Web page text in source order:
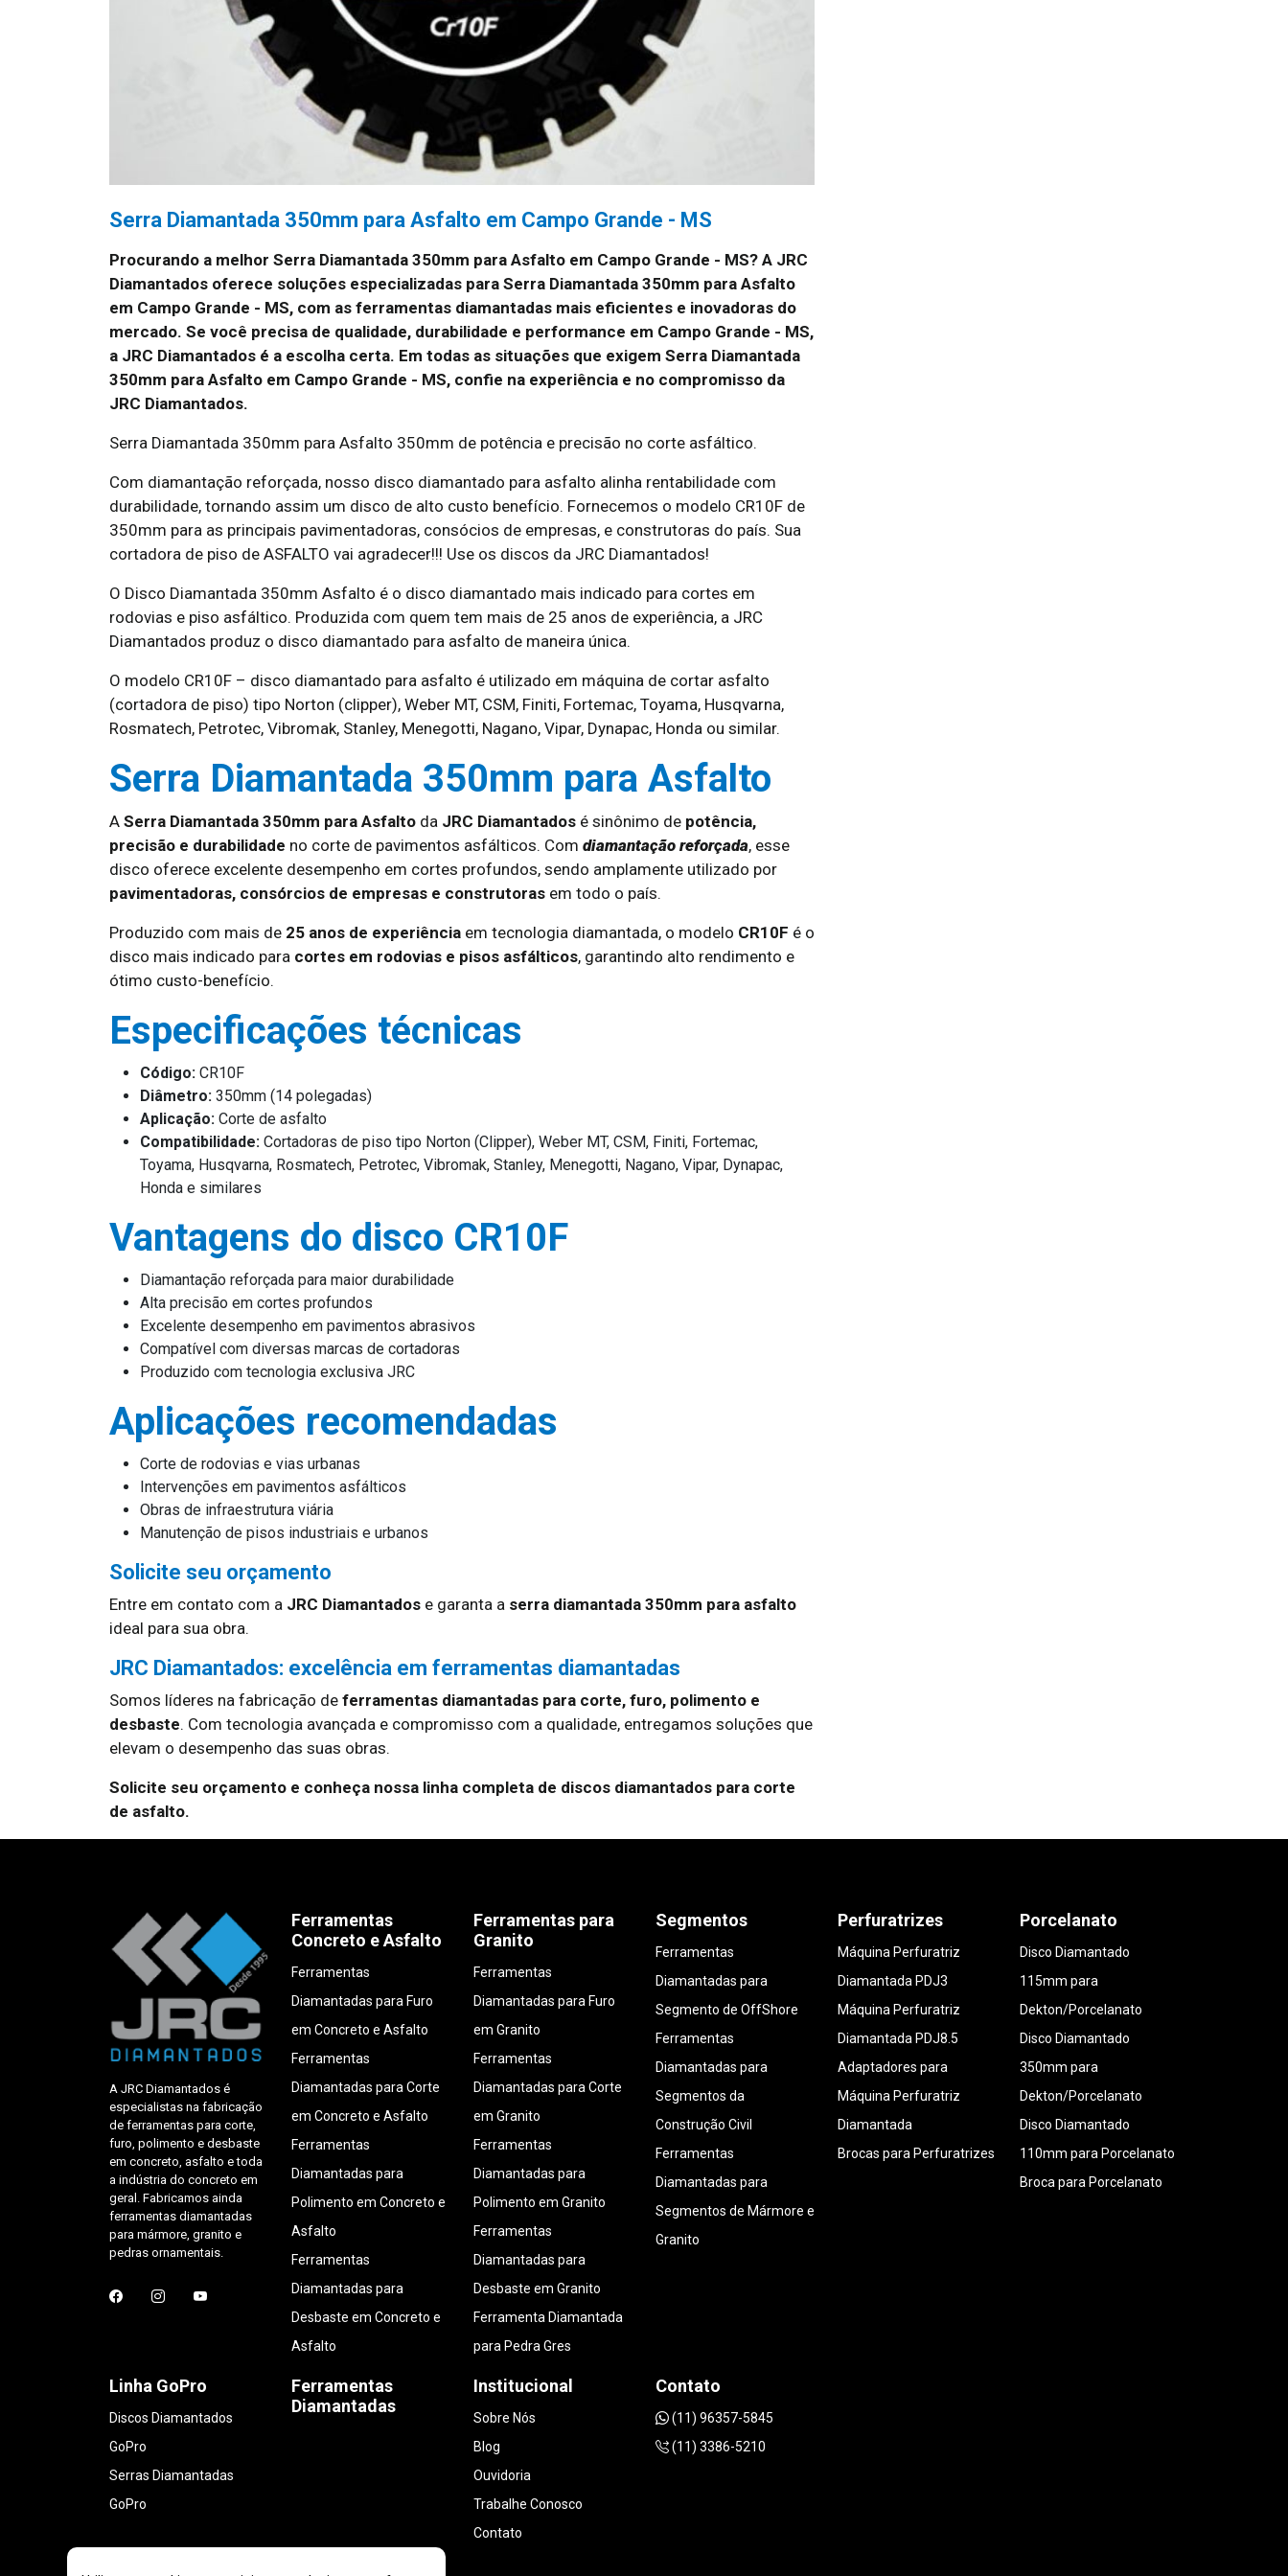
Serra Diamantada 350mm para Asfalto em Campo Grande - MS
Procurando a melhor Serra Diamantada 350mm para Asfalto em Campo Grande - MS? A JRC
Diamantados oferece soluções especializadas para Serra Diamantada 350mm para Asfalto
em Campo Grande - MS, com as ferramentas diamantadas mais eficientes e inovadoras do
mercado. Se você precisa de qualidade, durabilidade e performance em Campo Grande - MS,
a JRC Diamantados é a escolha certa. Em todas as situações que exigem Serra Diamantada
350mm para Asfalto em Campo Grande - MS, confie na experiência e no compromisso da
JRC Diamantados.
Serra Diamantada 350mm para Asfalto 350mm de potência e precisão no corte asfáltico.
Com diamantação reforçada, nosso disco diamantado para asfalto alinha rentabilidade com
durabilidade, tornando assim um disco de alto custo benefício. Fornecemos o modelo CR10F de
350mm para as principais pavimentadoras, consócios de empresas, e construtoras do país. Sua
cortadora de piso de ASFALTO vai agradecer!!! Use os discos da JRC Diamantados!
O Disco Diamantada 350mm Asfalto é o disco diamantado mais indicado para cortes em
rodovias e piso asfáltico. Produzida com quem tem mais de 25 anos de experiência, a JRC
Diamantados produz o disco diamantado para asfalto de maneira única.
O modelo CR10F – disco diamantado para asfalto é utilizado em máquina de cortar asfalto
(cortadora de piso) tipo Norton (clipper), Weber MT, CSM, Finiti, Fortemac, Toyama, Husqvarna,
Rosmatech, Petrotec, Vibromak, Stanley, Menegotti, Nagano, Vipar, Dynapac, Honda ou similar.
Serra Diamantada 350mm para Asfalto
A Serra Diamantada 350mm para Asfalto da JRC Diamantados é sinônimo de potência,
precisão e durabilidade no corte de pavimentos asfálticos. Com diamantação reforçada, esse
disco oferece excelente desempenho em cortes profundos, sendo amplamente utilizado por
pavimentadoras, consórcios de empresas e construtoras em todo o país.
Produzido com mais de 25 anos de experiência em tecnologia diamantada, o modelo CR10F é o
disco mais indicado para cortes em rodovias e pisos asfálticos, garantindo alto rendimento e
ótimo custo-benefício.
Especificações técnicas
Código: CR10F
Diâmetro: 350mm (14 polegadas)
Aplicação: Corte de asfalto
Compatibilidade: Cortadoras de piso tipo Norton (Clipper), Weber MT, CSM, Finiti, Fortemac,
Toyama, Husqvarna, Rosmatech, Petrotec, Vibromak, Stanley, Menegotti, Nagano, Vipar, Dynapac,
Honda e similares
Vantagens do disco CR10F
Diamantação reforçada para maior durabilidade
Alta precisão em cortes profundos
Excelente desempenho em pavimentos abrasivos
Compatível com diversas marcas de cortadoras
Produzido com tecnologia exclusiva JRC
Aplicações recomendadas
Corte de rodovias e vias urbanas
Intervenções em pavimentos asfálticos
Obras de infraestrutura viária
Manutenção de pisos industriais e urbanos
Solicite seu orçamento
Entre em contato com a JRC Diamantados e garanta a serra diamantada 350mm para asfalto
ideal para sua obra.
JRC Diamantados: excelência em ferramentas diamantadas
Somos líderes na fabricação de ferramentas diamantadas para corte, furo, polimento e
desbaste. Com tecnologia avançada e compromisso com a qualidade, entregamos soluções que
elevam o desempenho das suas obras.
Solicite seu orçamento e conheça nossa linha completa de discos diamantados para corte
de asfalto.
A JRC Diamantados é
especialistas na fabricação
de ferramentas para corte,
furo, polimento e desbaste
em concreto, asfalto e toda
a indústria do concreto em
geral. Fabricamos ainda
ferramentas diamantadas
para mármore, granito e
pedras ornamentais.
Ferramentas
Concreto e Asfalto
Ferramentas
Diamantadas para Furo
em Concreto e Asfalto
Ferramentas
Diamantadas para Corte
em Concreto e Asfalto
Ferramentas
Diamantadas para
Polimento em Concreto e
Asfalto
Ferramentas
Diamantadas para
Desbaste em Concreto e
Asfalto
Ferramentas para
Granito
Ferramentas
Diamantadas para Furo
em Granito
Ferramentas
Diamantadas para Corte
em Granito
Ferramentas
Diamantadas para
Polimento em Granito
Ferramentas
Diamantadas para
Desbaste em Granito
Ferramenta Diamantada
para Pedra Gres
Segmentos
Ferramentas
Diamantadas para
Segmento de OffShore
Ferramentas
Diamantadas para
Segmentos da
Construção Civil
Ferramentas
Diamantadas para
Segmentos de Mármore e
Granito
Perfuratrizes
Máquina Perfuratriz
Diamantada PDJ3
Máquina Perfuratriz
Diamantada PDJ8.5
Adaptadores para
Máquina Perfuratriz
Diamantada
Brocas para Perfuratrizes
Porcelanato
Disco Diamantado
115mm para
Dekton/Porcelanato
Disco Diamantado
350mm para
Dekton/Porcelanato
Disco Diamantado
110mm para Porcelanato
Broca para Porcelanato
Linha GoPro
Discos Diamantados
GoPro
Serras Diamantadas
GoPro
Ferramentas
Diamantadas
Institucional
Sobre Nós
Blog
Ouvidoria
Trabalhe Conosco
Contato
Contato
(11) 96357-5845
(11) 3386-5210